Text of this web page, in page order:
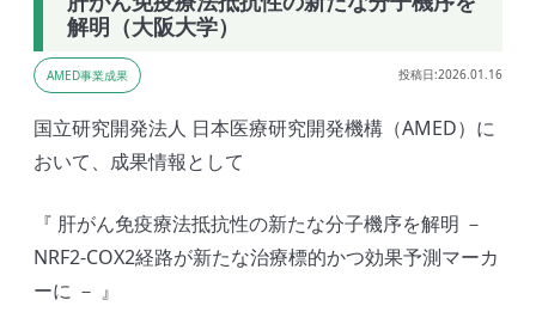
解明（大阪大学）
AMED事業成果 投稿日:2026.01.16
国立研究開発法人 日本医療研究開発機構（AMED）に
おいて、成果情報として
『 肝がん免疫療法抵抗性の新たな分子機序を解明 －
NRF2-COX2経路が新たな治療標的かつ効果予測マーカ
ーに － 』